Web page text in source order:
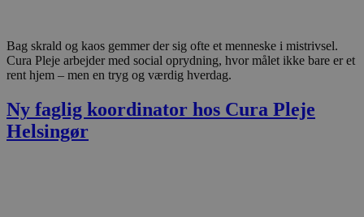
Bag skrald og kaos gemmer der sig ofte et menneske i mistrivsel.
Cura Pleje arbejder med social oprydning, hvor målet ikke bare er et
rent hjem – men en tryg og værdig hverdag.
Ny faglig koordinator hos Cura Pleje
Helsingør